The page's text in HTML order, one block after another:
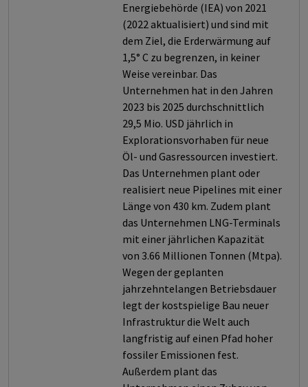
Energiebehörde (IEA) von 2021
(2022 aktualisiert) und sind mit
dem Ziel, die Erderwärmung auf
1,5° C zu begrenzen, in keiner
Weise vereinbar. Das
Unternehmen hat in den Jahren
2023 bis 2025 durchschnittlich
29,5 Mio. USD jährlich in
Explorationsvorhaben für neue
Öl- und Gasressourcen investiert.
Das Unternehmen plant oder
realisiert neue Pipelines mit einer
Länge von 430 km. Zudem plant
das Unternehmen LNG-Terminals
mit einer jährlichen Kapazität
von 3.66 Millionen Tonnen (Mtpa).
Wegen der geplanten
jahrzehntelangen Betriebsdauer
legt der kostspielige Bau neuer
Infrastruktur die Welt auch
langfristig auf einen Pfad hoher
fossiler Emissionen fest.
Außerdem plant das